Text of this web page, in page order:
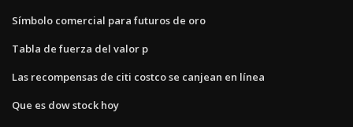
Símbolo comercial para futuros de oro
Tabla de fuerza del valor p
Las recompensas de citi costco se canjean en línea
Que es dow stock hoy